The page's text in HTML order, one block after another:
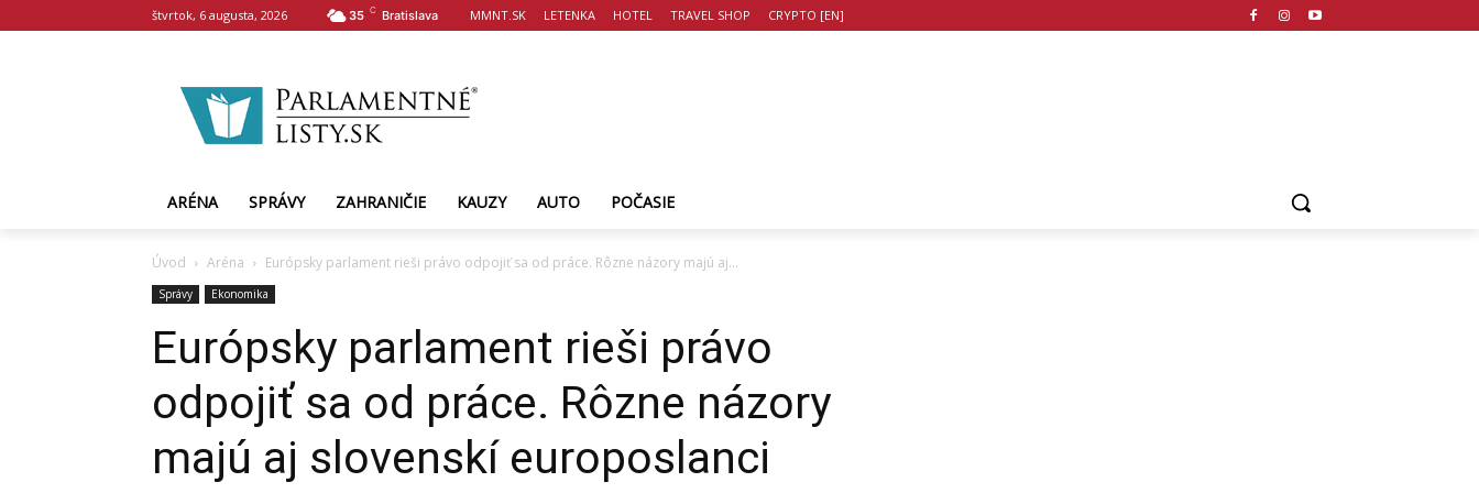
štvrtok, 6 augusta, 2026 35 C Bratislava MMNT.SK LETENKA HOTEL TRAVEL SHOP CRYPTO [EN]
ARÉNA SPRÁVY ZAHRANIČIE KAUZY AUTO POČASIE
Úvod Aréna Európsky parlament rieši právo odpojiť sa od práce. Rôzne názory majú aj...
Správy Ekonomika
Európsky parlament rieši právo
odpojiť sa od práce. Rôzne názory
majú aj slovenskí europoslanci